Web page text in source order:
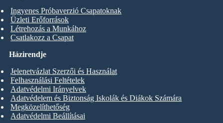
Ingyenes Próbaverzió Csapatoknak
Üzleti Erőforrások
Létrehozás a Munkához
Csatlakozz a Csapat
Házirendje
Jelenetvázlat Szerzői és Használat
Felhasználási Feltételek
Adatvédelmi Irányelvek
Adatvédelem és Biztonság Iskolák és Diákok Számára
Megközelíthetőség
Adatvédelmi Beállításai